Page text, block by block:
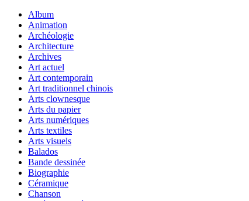
Album
Animation
Archéologie
Architecture
Archives
Art actuel
Art contemporain
Art traditionnel chinois
Arts clownesque
Arts du papier
Arts numériques
Arts textiles
Arts visuels
Balados
Bande dessinée
Biographie
Céramique
Chanson